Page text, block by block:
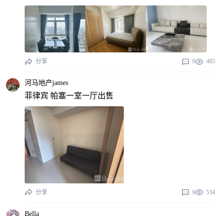
分享 0 485
河马地产james
菲律宾 帕塞一室一厅出售
分享 0 534
Bella